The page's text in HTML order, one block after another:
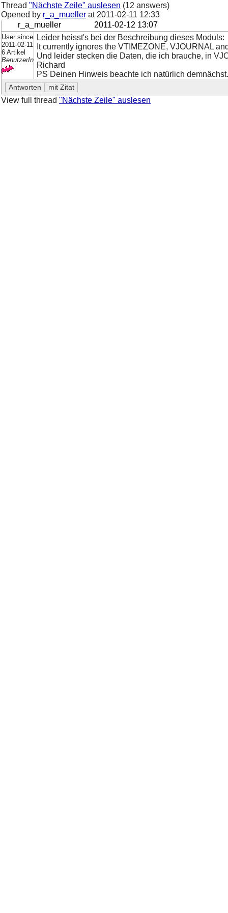
Thread "Nächste Zeile" auslesen (12 answers)
Opened by r_a_mueller at 2011-02-11 12:33
r_a_mueller
2011-02-12 13:07
User since
2011-02-11
6 Artikel
BenutzerIn
Leider heisst's bei der Beschreibung dieses Moduls:
It currently ignores the VTIMEZONE, VJOURNAL
Und leider stecken die Daten, die ich brauche, in
Richard
PS Deinen Hinweis beachte ich natürlich demnächst.
View full thread "Nächste Zeile" auslesen